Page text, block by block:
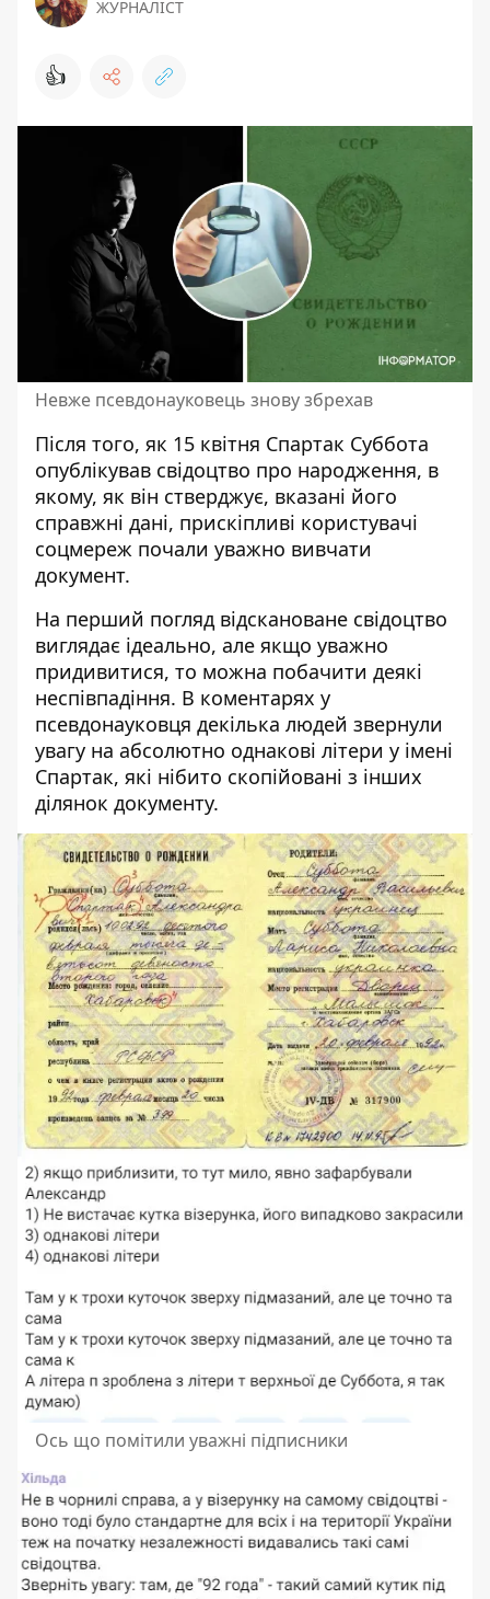
ЖУРНАЛІСТ
👍
Невже псевдонауковець знову збрехав
Після того, як 15 квітня Спартак Суббота
опублікував свідоцтво про народження, в
якому, як він стверджує, вказані його
справжні дані, прискіпливі користувачі
соцмереж почали уважно вивчати
документ.
На перший погляд відскановане свідоцтво
виглядає ідеально, але якщо уважно
придивитися, то можна побачити деякі
неспівпадіння. В коментарях у
псевдонауковця декілька людей звернули
увагу на абсолютно однакові літери у імені
Спартак, які нібито скопійовані з інших
ділянок документу.
Ось що помітили уважні підписники